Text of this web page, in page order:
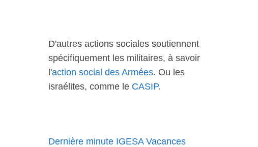
D'autres actions sociales soutiennent
spécifiquement les militaires, à savoir
l'action social des Armées. Ou les
israélites, comme le CASIP.
Dernière minute IGESA Vacances